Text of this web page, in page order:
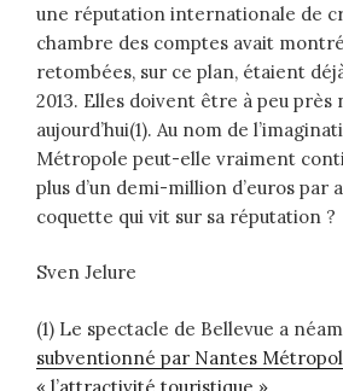
une réputation internationale de
chambre des comptes avait
retombées, sur ce plan, étaient
2013. Elles doivent être à peu près
aujourd’hui(1). Au nom de
Métropole peut-elle vraiment
plus d’un demi-million d’euros par
coquette qui vit sur sa réputation ?
Sven Jelure
(1) Le spectacle de Bellevue a
subventionné par Nantes
« l’attractivité touristique »